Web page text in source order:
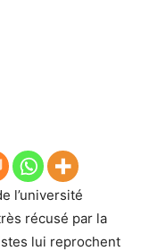
l’université
récusé par la
lui reprochent